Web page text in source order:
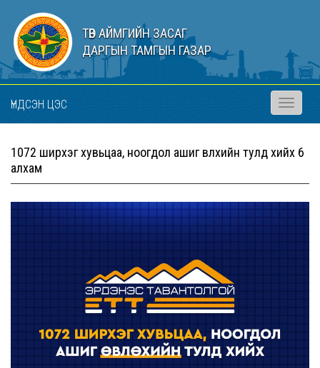
ТӨВ АЙМГИЙН ЗАСАГ
ДАРГЫН ТАМГЫН ГАЗАР
ҮНДСЭН ЦЭС
Toggle
1072 ширхэг хувьцаа, ноогдол ашиг өвлөхийн тулд хийх 6
алхам